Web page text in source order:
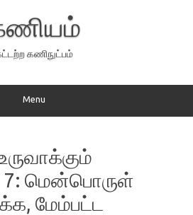
கணிநுட்பம்
Menu
7: மென்பொருள்
மேம்பட்ட